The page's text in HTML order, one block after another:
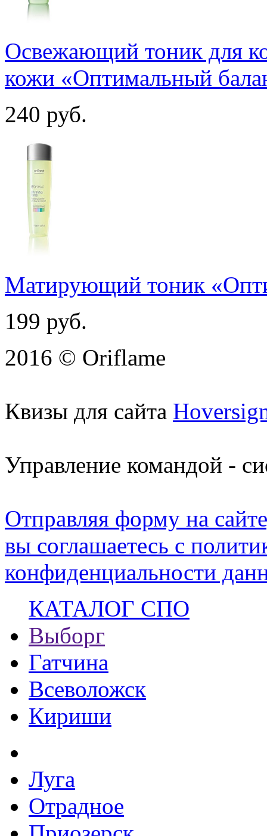
Освежающий тоник для
кожи «Оптимальный
240 руб.
Матирующий тоник
199 руб.
2016 © Oriflame
Квизы для сайта
Управление командой -
Отправляя форму на
вы соглашаетесь с
конфиденциальности
КАТАЛОГ СПО
Выборг
Гатчина
Всеволожск
Кириши
Луга
Отрадное